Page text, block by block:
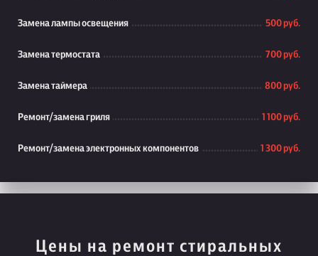
Замена лампы освещения 500 руб.
Замена термостата 700 руб.
Замена таймера 800 руб.
Ремонт/замена гриля 1 100 руб.
Ремонт/замена электронных компонентов 1 300 руб.
Цены на ремонт стиральных